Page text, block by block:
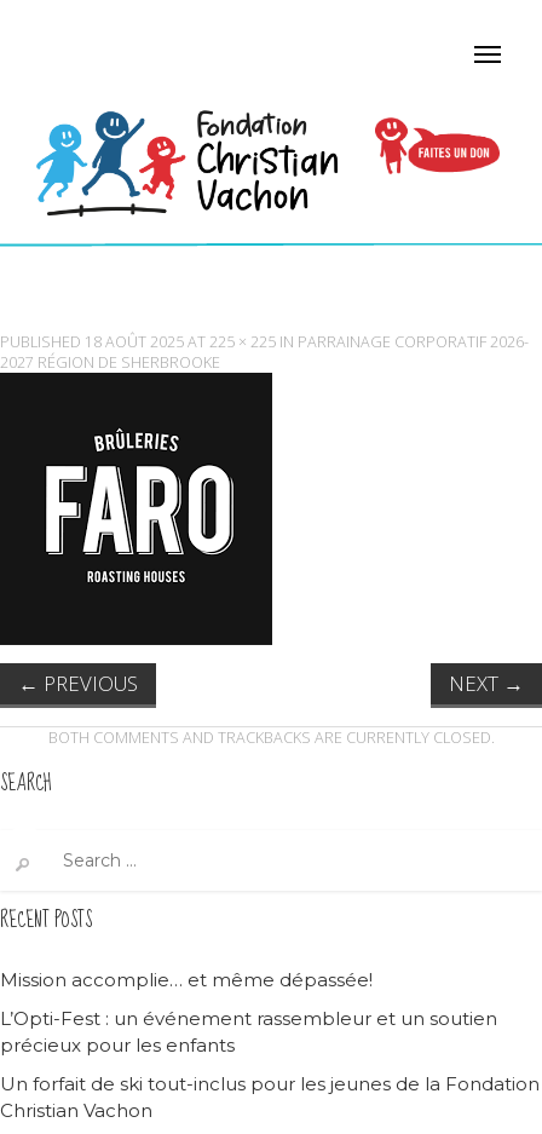
PUBLISHED 18 AOÛT 2025AT225 × 225 IN PARRAINAGE CORPORATIF 2026-
2027 RÉGION DE SHERBROOKE
← PREVIOUS NEXT →
BOTH COMMENTS AND TRACKBACKS ARE CURRENTLY CLOSED.
SEARCH
for:
RECENT POSTS
Mission accomplie… et même dépassée!
L’Opti-Fest : un événement rassembleur et un soutien
précieux pour les enfants
Un forfait de ski tout-inclus pour les jeunes de la Fondation
Christian Vachon